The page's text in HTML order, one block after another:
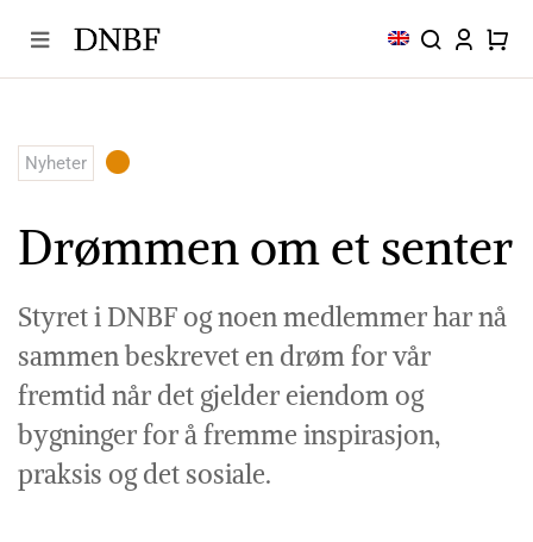
content
Nyheter
Drømmen om et senter
Styret i DNBF og noen medlemmer har nå
sammen beskrevet en drøm for vår
fremtid når det gjelder eiendom og
bygninger for å fremme inspirasjon,
praksis og det sosiale.